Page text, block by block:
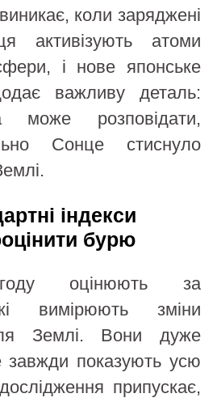
коли заряджені
активізують атоми
і нове японське
важливу деталь:
може розповідати,
Сонце стиснуло
індекси
бурю
оцінюють за
вимірюють зміни
Землі. Вони дуже
завжди показують усю
припускає,